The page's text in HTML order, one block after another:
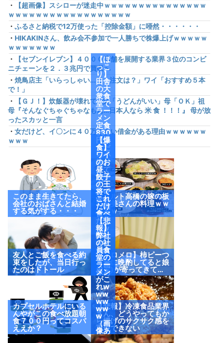
・
【超画像】スシローが迷走中ｗｗｗｗｗｗｗｗｗｗｗｗｗｗｗ
ｗｗｗｗｗｗｗｗｗｗｗｗｗｗｗｗｗｗ
・ ふるさと納税で12万使った「控除金額」に唖然・・・・・・
・ HIKAKINさん、飲み会不参加で一人勝ちで株爆上げｗｗｗｗｗ
ｗｗｗｗｗｗｗ
・
【セブンイレブン】４０００店舗を展開する業界３位のコンビ
ニチェーンを２．３兆円で買収へ
・ 焼鳥店主「いらっしゃい...で、注文は？」ワイ「おすすめ５本
で！」
・
【ＧＪ！】炊飯器が壊れて…父「うどんがいい」母「ＯＫ」祖
母『そんなぐちゃぐちゃなもん…日本人なら 米 食 ！！！』 母が放
ったスカッと一言
・ 女だけど、イ〇ンに４０万くらい借金がある理由ｗｗｗｗｗｗ
ｗｗｗ
このまま生きてたら、
会社のおばさんと結婚
する気がする・・・
ヤクルト高橋の嫁の板
野友美さんの料理ｗｗ
ｗｗｗ
友人とご飯を食べる約
束をしたが、当日行っ
たのはドトール
【ほ
っこ
り】
田舎
の大
衆食
堂で
ラー
メン
定食
830
円頼
んだ
ら小
鉢付
けて
来や
がっ
たw
ww
（画
像あ
り）
【メロメロ】柿ピーつ
まみに晩酌してると娘
(2歳)が寄ってきて…
カプセルホテルにいる
んやがこの食べ放題朝
食７００円ってコスパ
ええか？
【爆
食】
ワイ
のお
昼、
餃子
の王
将で
これ
だけ
食べ
たっ
たw
ww
ww
ww
w
（画
像あ
り）
【悲報】冷凍食品業界
さん、どうやってもか
ら揚げのサクサク感を
再現できない
【悲
報】
弊社
の社
員食
堂の
ラー
メン
がこ
れw
ww
ww
ww
w
（画
像あ
り）